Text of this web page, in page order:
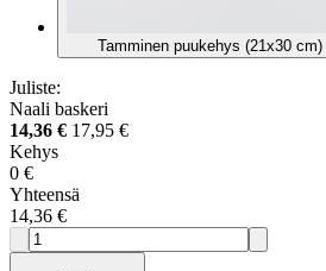
Tamminen puukehys (21x30 cm)
Juliste:
Naali baskeri
14,36 € 17,95 €
Kehys
0 €
Yhteensä
14,36 €